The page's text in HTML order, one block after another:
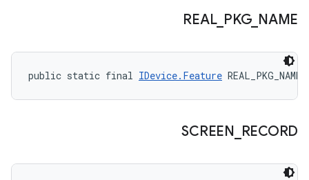
REAL_ PKG_ NAME
public static final IDevice.Feature REAL_PKG_NAME
SCREEN RECORD